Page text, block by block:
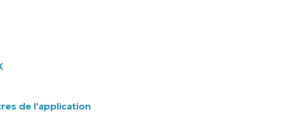
de l'application